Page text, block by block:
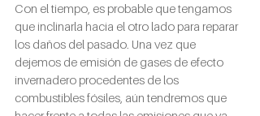
Con el tiempo, es probable que tengamos
que inclinarla hacia el otro lado para reparar
los daños del pasado. Una vez que
dejemos de emisión de gases de efecto
invernadero procedentes de los
combustibles fósiles, aún tendremos que